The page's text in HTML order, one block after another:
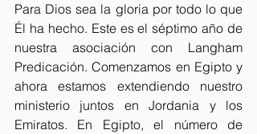
Para Dios sea la gloria por todo lo que
Él ha hecho. Este es el séptimo año de
nuestra asociación con Langham
Predicación. Comenzamos en Egipto y
ahora estamos extendiendo nuestro
ministerio juntos en Jordania y los
Emiratos. En Egipto, el número de